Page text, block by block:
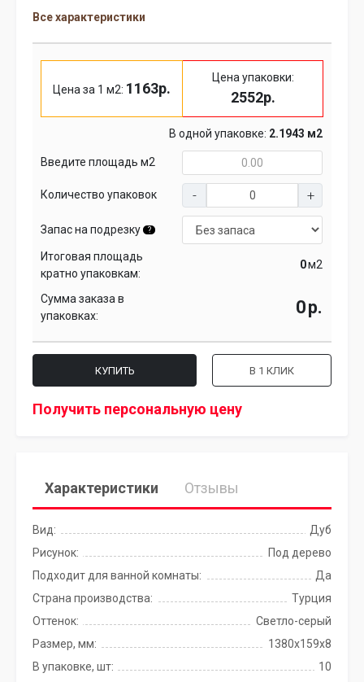
Все характеристики
Цена за 1 м2: 1163р.
Цена упаковки:
2552р.
В одной упаковке: 2.1943 м2
Введите площадь м2
Количество упаковок
Запас на подрезку ?
Итоговая площадь
кратно упаковкам:
м2
Сумма заказа в
упаковках:
р.
КУПИТЬ В 1 КЛИК
Получить персональную цену
Характеристики Отзывы
Вид:
Дуб
Рисунок:
Под дерево
Подходит для ванной комнаты:
Да
Страна производства:
Турция
Оттенок:
Светло-серый
Размер, мм:
1380х159x8
В упаковке, шт:
10